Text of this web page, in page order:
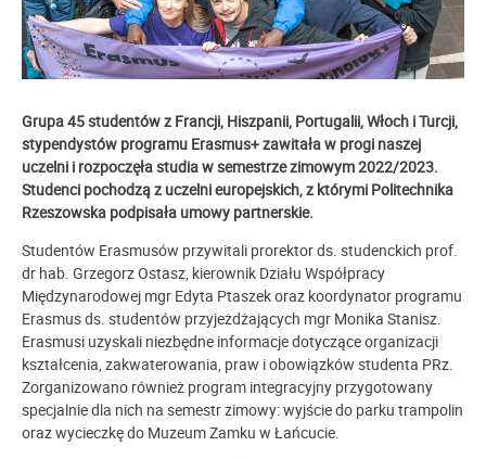
Grupa 45 studentów z Francji, Hiszpanii, Portugalii, Włoch i Turcji,
stypendystów programu Erasmus+ zawitała w progi naszej
uczelni i rozpoczęła studia w semestrze zimowym 2022/2023.
Studenci pochodzą z uczelni europejskich, z którymi Politechnika
Rzeszowska podpisała umowy partnerskie.
Studentów Erasmusów przywitali prorektor ds. studenckich prof.
dr hab. Grzegorz Ostasz, kierownik Działu Współpracy
Międzynarodowej mgr Edyta Ptaszek oraz koordynator programu
Erasmus ds. studentów przyjeżdżających mgr Monika Stanisz.
Erasmusi uzyskali niezbędne informacje dotyczące organizacji
kształcenia, zakwaterowania, praw i obowiązków studenta PRz.
Zorganizowano również program integracyjny przygotowany
specjalnie dla nich na semestr zimowy: wyjście do parku trampolin
oraz wycieczkę do Muzeum Zamku w Łańcucie.